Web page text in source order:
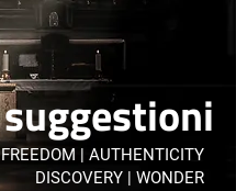
suggestioni
FREEDOM | AUTHENTICITY
DISCOVERY | WONDER